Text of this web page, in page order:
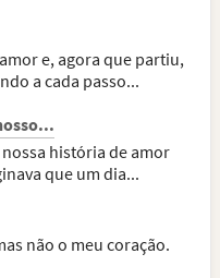
e, agora que partiu,
a cada passo...
história de amor
que um dia...
não o meu coração.